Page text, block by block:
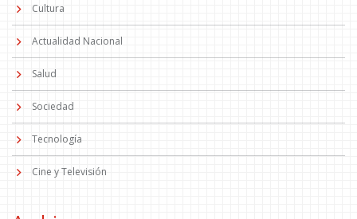
Cultura
Actualidad Nacional
Salud
Sociedad
Tecnología
Cine y Televisión